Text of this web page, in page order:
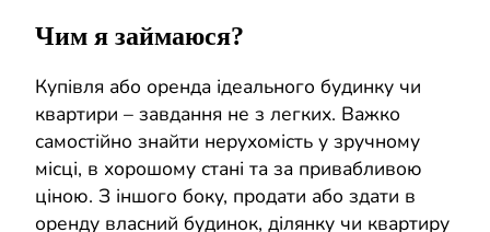
Чим я займаюся?
Купівля або оренда ідеального будинку чи
квартири – завдання не з легких. Важко
самостійно знайти нерухомість у зручному
місці, в хорошому стані та за привабливою
ціною. З іншого боку, продати або здати в
оренду власний будинок, ділянку чи квартиру